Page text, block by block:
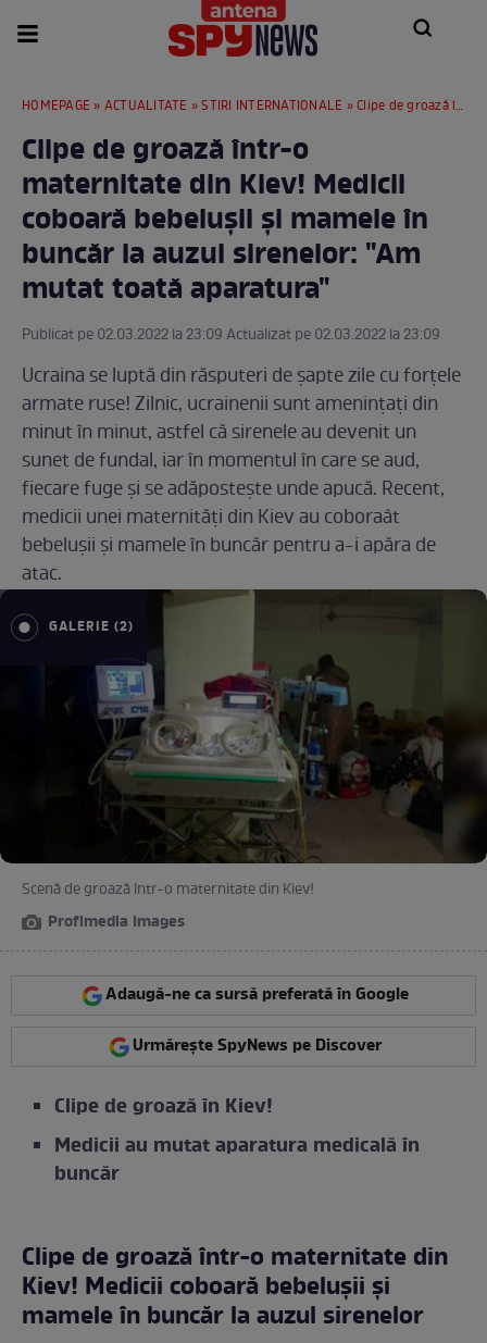
HOMEPAGE » ACTUALITATE »STIRI INTERNATIONALE » Clipe de groază într-o maternitate din Kiev! Medicii coboară bebelușii și mamele în buncăr la auzul sirenelor: "Am mutat toată aparatura"
Clipe de groază într-o
maternitate din Kiev! Medicii
coboară bebelușii și mamele în
buncăr la auzul sirenelor: "Am
mutat toată aparatura"
Publicat pe 02.03.2022 la 23:09 Actualizat pe 02.03.2022 la 23:09
Ucraina se luptă din răsputeri de șapte zile cu forțele
armate ruse! Zilnic, ucrainenii sunt amenințați din
minut în minut, astfel că sirenele au devenit un
sunet de fundal, iar în momentul în care se aud,
fiecare fuge și se adăpostește unde apucă. Recent,
medicii unei maternități din Kiev au coboraât
bebelușii și mamele în buncăr pentru a-i apăra de
atac.
GALERIE (2)
Scenă de groază într-o maternitate din Kiev!
Profimedia Images
Adaugă-ne ca sursă preferată în Google
Urmărește SpyNews pe Discover
Clipe de groază în Kiev!
Medicii au mutat aparatura medicală în
buncăr
Clipe de groază într-o maternitate din
Kiev! Medicii coboară bebelușii și
mamele în buncăr la auzul sirenelor